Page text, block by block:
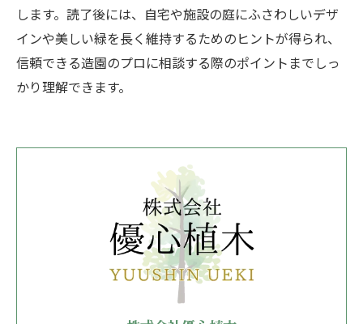
します。読了後には、自宅や施設の庭にふさわしいデザ
インや美しい緑を長く維持するためのヒントが得られ、
信頼できる造園のプロに相談する際のポイントまでしっ
かり理解できます。